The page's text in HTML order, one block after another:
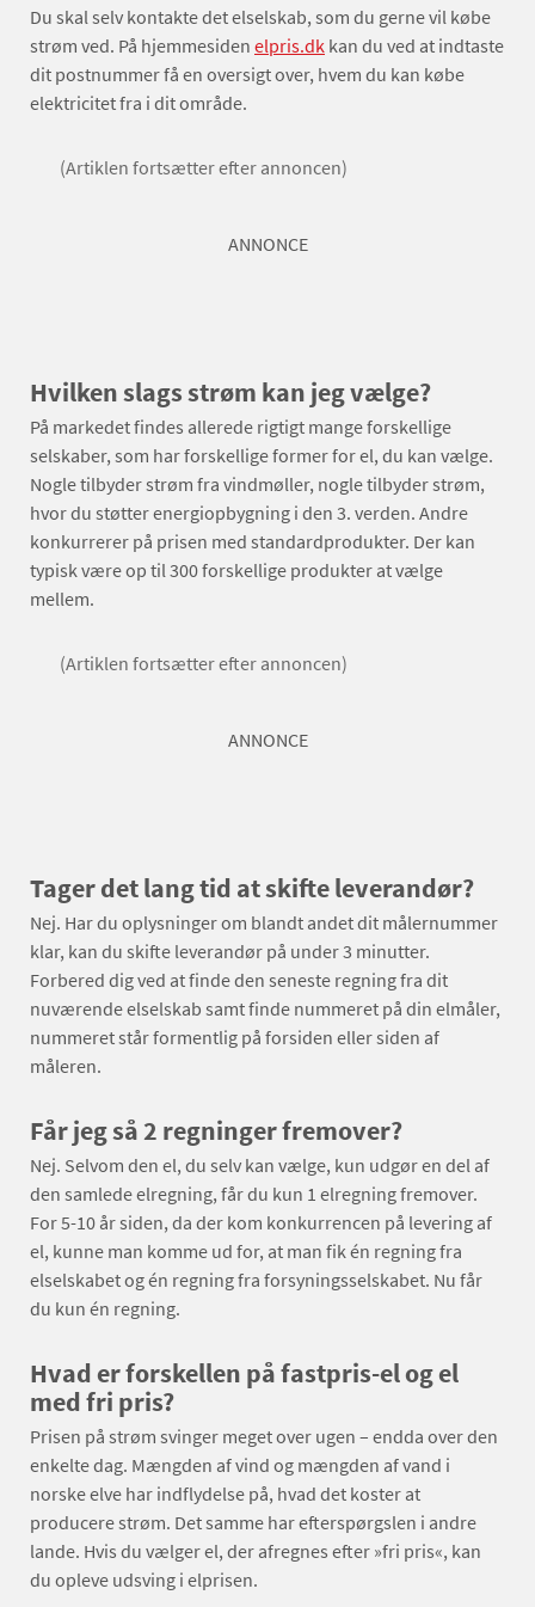
Du skal selv kontakte det elselskab, som du gerne vil købe
strøm ved. På hjemmesiden elpris.dk kan du ved at indtaste
dit postnummer få en oversigt over, hvem du kan købe
elektricitet fra i dit område.
(Artiklen fortsætter efter annoncen)
ANNONCE
Hvilken slags strøm kan jeg vælge?
På markedet findes allerede rigtigt mange forskellige
selskaber, som har forskellige former for el, du kan vælge.
Nogle tilbyder strøm fra vindmøller, nogle tilbyder strøm,
hvor du støtter energiopbygning i den 3. verden. Andre
konkurrerer på prisen med standardprodukter. Der kan
typisk være op til 300 forskellige produkter at vælge
mellem.
(Artiklen fortsætter efter annoncen)
ANNONCE
Tager det lang tid at skifte leverandør?
Nej. Har du oplysninger om blandt andet dit målernummer
klar, kan du skifte leverandør på under 3 minutter.
Forbered dig ved at finde den seneste regning fra dit
nuværende elselskab samt finde nummeret på din elmåler,
nummeret står formentlig på forsiden eller siden af
måleren.
Får jeg så 2 regninger fremover?
Nej. Selvom den el, du selv kan vælge, kun udgør en del af
den samlede elregning, får du kun 1 elregning fremover.
For 5-10 år siden, da der kom konkurrencen på levering af
el, kunne man komme ud for, at man fik én regning fra
elselskabet og én regning fra forsyningsselskabet. Nu får
du kun én regning.
Hvad er forskellen på fastpris-el og el
med fri pris?
Prisen på strøm svinger meget over ugen – endda over den
enkelte dag. Mængden af vind og mængden af vand i
norske elve har indflydelse på, hvad det koster at
producere strøm. Det samme har efterspørgslen i andre
lande. Hvis du vælger el, der afregnes efter »fri pris«, kan
du opleve udsving i elprisen.